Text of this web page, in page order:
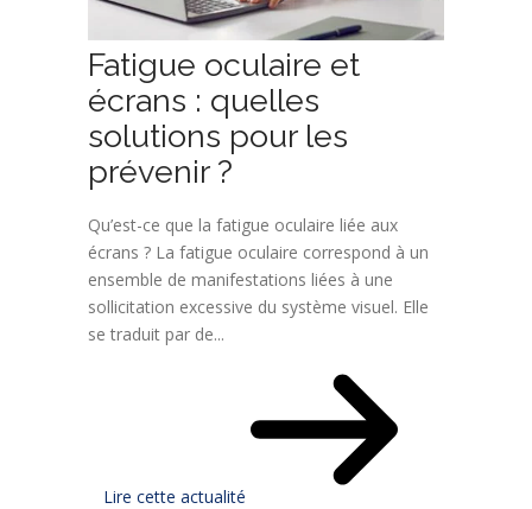
Fatigue oculaire et
écrans : quelles
solutions pour les
prévenir ?
Qu’est-ce que la fatigue oculaire liée aux
écrans ? La fatigue oculaire correspond à un
ensemble de manifestations liées à une
sollicitation excessive du système visuel. Elle
se traduit par de...
Lire cette actualité